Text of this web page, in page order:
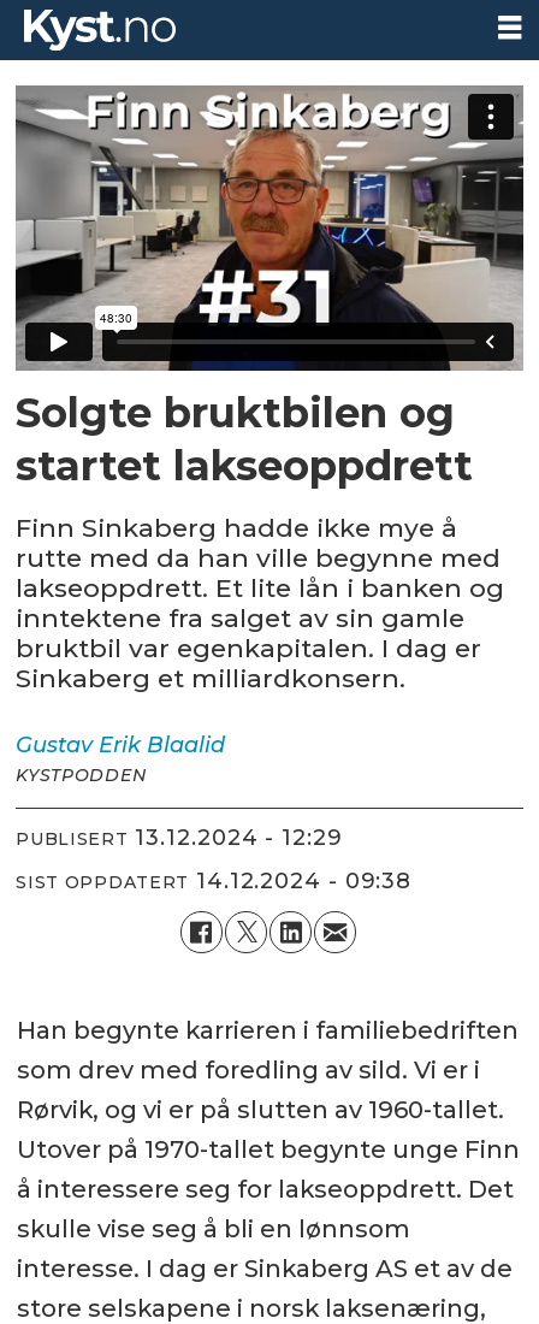
Solgte bruktbilen og
startet lakseoppdrett
Finn Sinkaberg hadde ikke mye å
rutte med da han ville begynne med
lakseoppdrett. Et lite lån i banken og
inntektene fra salget av sin gamle
bruktbil var egenkapitalen. I dag er
Sinkaberg et milliardkonsern.
Gustav Erik Blaalid
KYSTPODDEN
PUBLISERT 13.12.2024 - 12:29
SIST OPPDATERT 14.12.2024 - 09:38
Han begynte karrieren i familiebedriften
som drev med foredling av sild. Vi er i
Rørvik, og vi er på slutten av 1960-tallet.
Utover på 1970-tallet begynte unge Finn
å interessere seg for lakseoppdrett. Det
skulle vise seg å bli en lønnsom
interesse. I dag er Sinkaberg AS et av de
store selskapene i norsk laksenæring,